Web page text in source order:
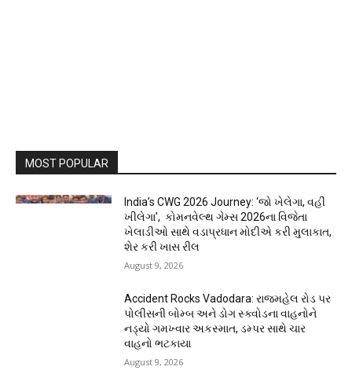
MOST POPULAR
India’s CWG 2026 Journey: ‘જો ખેલેગા, વહીં
ખીલેગા’, કોમનવેલ્થ ગેમ્સ 2026ના વિજેતા
ખેલાડીઓ સાથે વડાપ્રધાન મોદીએ કરી મુલાકાત,
શેર કરી ખાસ રીલ
August 9, 2026
Accident Rocks Vadodara: રાજમહેલ રોડ પર
પોલીસની બોમ્બ અને ડોગ સ્ક્વોડના વાહનોને
નડ્યો ગમખ્વાર અકસ્માત, ડમ્પર સાથે ચાર
વાહનો ભટકાયા
August 9, 2026